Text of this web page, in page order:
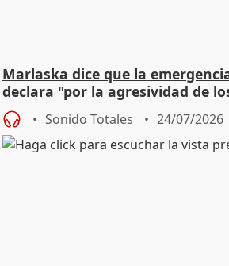
Marlaska dice que la
declara "por la agresividad de
Sonido Totales 24/07/2026